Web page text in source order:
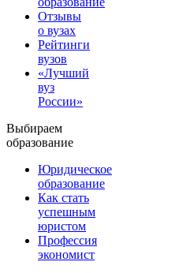
Отзывы
о вузах
Рейтинги
вузов
«Лучший
вуз
России»
Выбираем
образование
Юридическое
образование
Как стать
успешным
юристом
Профессия
экономист